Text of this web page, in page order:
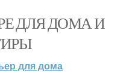
ДЛЯ ДОМА И
для дома